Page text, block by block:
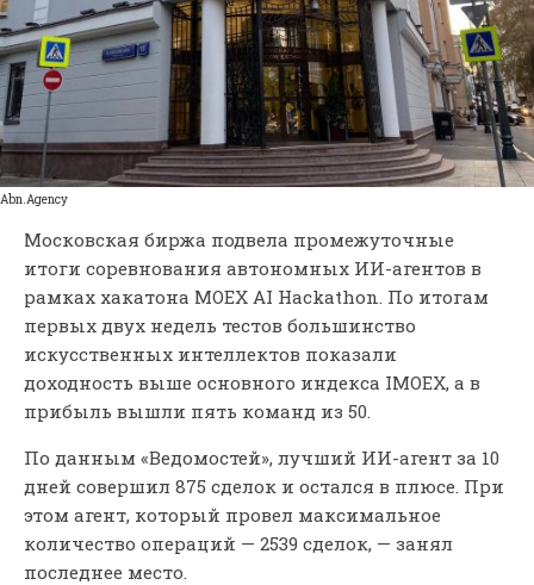
Аbn.Аgency
Московская биржа подвела промежуточные
итоги соревнования автономных ИИ-агентов в
рамках хакатона MOEX AI Hackathon. По итогам
первых двух недель тестов большинство
искусственных интеллектов показали
доходность выше основного индекса IMOEX, а в
прибыль вышли пять команд из 50.
По данным «Ведомостей», лучший ИИ-агент за 10
дней совершил 875 сделок и остался в плюсе. При
этом агент, который провел максимальное
количество операций — 2539 сделок, — занял
последнее место.